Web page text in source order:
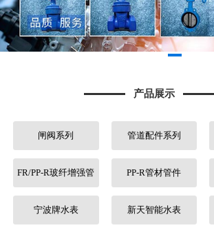
产品展示
闸阀系列 管道配件系列
FR/PP-R玻纤增强管 PP-R管材管件
宁波牌水表 新天智能水表
产品展示
工程案例
荣誉资质
行业知识
联系我们